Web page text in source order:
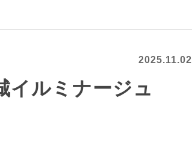
2025.11.02
イルミナージュ